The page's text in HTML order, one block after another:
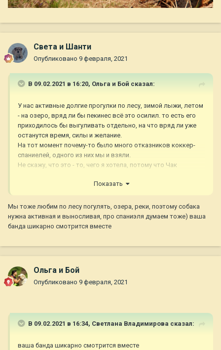
Света и Шанти
Опубликовано 9 февраля, 2021
В 09.02.2021 в 16:20, Ольга и Бой сказал:
У нас активные долгие прогулки по лесу, зимой лыжи, летом
- на озеро, вряд ли бы пекинес всё это осилил. то есть его
приходилось бы выгуливать отдельно, на что вряд ли уже
останутся время, силы и желание.
На тот момент почему-то было много отказников коккер-
спаниелей, одного из них мы и взяли.
Не скажу, что это - то, чего я хотела, потому что Чак
особенно в сравнении с нашим интеллигентным голденом.
него уже было бы скучно. он заводила и провокатор, у него
постоянно появляются новые фишечки в привычках, он
соображает и принимает решения в разы быстрее, чем
Показать
Мы тоже любим по лесу погулять, озера, реки, поэтому собака
нужна активная и выносливая, про спаниэля думаем тоже) ваша
банда шикарно смотрится вместе
Ольга и Бой
Опубликовано 9 февраля, 2021
В 09.02.2021 в 16:34, Светлана Владимирова сказал:
ваша банда шикарно смотрится вместе